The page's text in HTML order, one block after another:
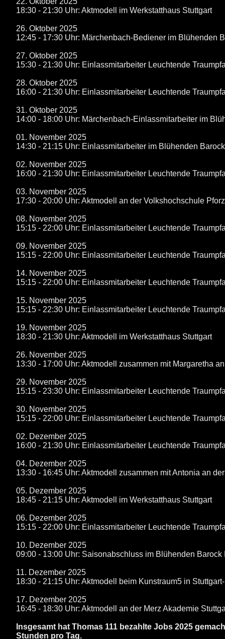
18:30 - 21:30 Uhr: Aktmodell im Werkstatthaus Stuttgart
26. Oktober 2025
12:45 - 17:30 Uhr: Märchenbach-Bediener im Blühenden
27. Oktober 2025
15:30 - 21:30 Uhr: Einlassmitarbeiter Leuchtende
28. Oktober 2025
16:00 - 21:30 Uhr: Einlassmitarbeiter Leuchtende
31. Oktober 2025
14:00 - 18:00 Uhr: Märchenbach-Einlassmitarbeiter im
01. November 2025
14:30 - 21:15 Uhr: Einlassmitarbeiter im Blühenden
02. November 2025
16:00 - 21:30 Uhr: Einlassmitarbeiter Leuchtende
03. November 2025
17:30 - 20:00 Uhr: Aktmodell an der Volkshochschule
08. November 2025
15:15 - 22:00 Uhr: Einlassmitarbeiter Leuchtende
09. November 2025
15:15 - 22:00 Uhr: Einlassmitarbeiter Leuchtende
14. November 2025
15:15 - 22:00 Uhr: Einlassmitarbeiter Leuchtende
15. November 2025
15:15 - 22:30 Uhr: Einlassmitarbeiter Leuchtende
19. November 2025
18:30 - 21:30 Uhr: Aktmodell im Werkstatthaus Stuttgart
26. November 2025
13:30 - 17:00 Uhr: Aktmodell zusammen mit Margaretha
29. November 2025
15:15 - 23:30 Uhr: Einlassmitarbeiter Leuchtende
30. November 2025
15:15 - 22:00 Uhr: Einlassmitarbeiter Leuchtende
02. Dezember 2025
16:00 - 21:30 Uhr: Einlassmitarbeiter Leuchtende
04. Dezember 2025
13:30 - 16:45 Uhr: Aktmodell zusammen mit Antonia an
05. Dezember 2025
18:45 - 21:15 Uhr: Aktmodell im Werkstatthaus Stuttgart
06. Dezember 2025
15:15 - 22:00 Uhr: Einlassmitarbeiter Leuchtende
10. Dezember 2025
09:00 - 13:00 Uhr: Saisonabschluss im Blühenden Barock
11. Dezember 2025
18:30 - 21:15 Uhr: Aktmodell beim Kunstraum5 in
17. Dezember 2025
16:45 - 18:30 Uhr: Aktmodell an der Merz Akademie
Insgesamt hat Thomas 111 bezahlte Jobs 2025
Stunden pro Tag.